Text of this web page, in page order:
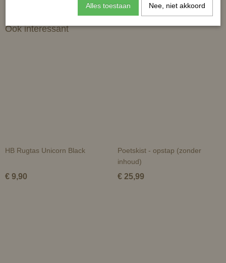
Ook interessant
HB Rugtas Unicorn Black
€ 9,90
Poetskist - opstap (zonder
inhoud)
€ 25,99
Alles toestaan Nee, niet akkoord